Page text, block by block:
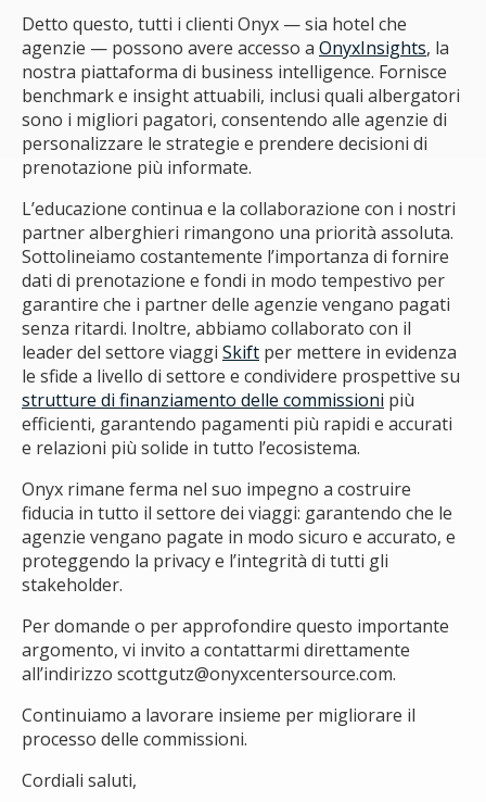
Detto questo, tutti i clienti Onyx — sia hotel che
agenzie — possono avere accesso a OnyxInsights, la
nostra piattaforma di business intelligence. Fornisce
benchmark e insight attuabili, inclusi quali albergatori
sono i migliori pagatori, consentendo alle agenzie di
personalizzare le strategie e prendere decisioni di
prenotazione più informate.
L’educazione continua e la collaborazione con i nostri
partner alberghieri rimangono una priorità assoluta.
Sottolineiamo costantemente l’importanza di fornire
dati di prenotazione e fondi in modo tempestivo per
garantire che i partner delle agenzie vengano pagati
senza ritardi. Inoltre, abbiamo collaborato con il
leader del settore viaggi Skift per mettere in evidenza
le sfide a livello di settore e condividere prospettive su
strutture di finanziamento delle commissioni più
efficienti, garantendo pagamenti più rapidi e accurati
e relazioni più solide in tutto l’ecosistema.
Onyx rimane ferma nel suo impegno a costruire
fiducia in tutto il settore dei viaggi: garantendo che le
agenzie vengano pagate in modo sicuro e accurato, e
proteggendo la privacy e l’integrità di tutti gli
stakeholder.
Per domande o per approfondire questo importante
argomento, vi invito a contattarmi direttamente
all’indirizzo scottgutz@onyxcentersource.com.
Continuiamo a lavorare insieme per migliorare il
processo delle commissioni.
Cordiali saluti,